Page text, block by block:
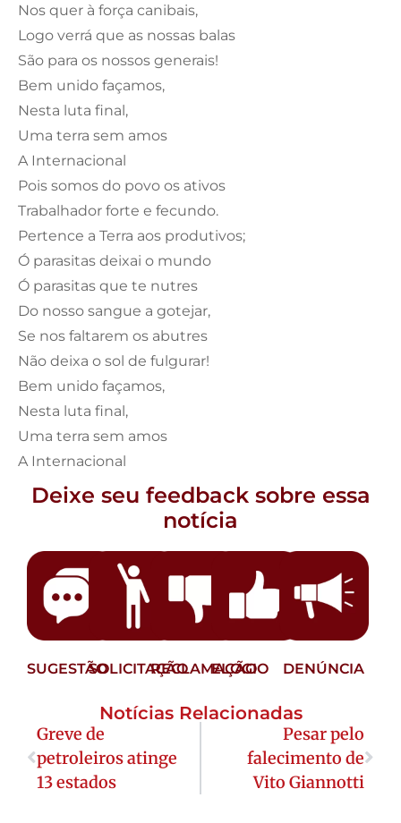
Nos quer à força canibais,
Logo verrá que as nossas balas
São para os nossos generais!
Bem unido façamos,
Nesta luta final,
Uma terra sem amos
A Internacional
Pois somos do povo os ativos
Trabalhador forte e fecundo.
Pertence a Terra aos produtivos;
Ó parasitas deixai o mundo
Ó parasitas que te nutres
Do nosso sangue a gotejar,
Se nos faltarem os abutres
Não deixa o sol de fulgurar!
Bem unido façamos,
Nesta luta final,
Uma terra sem amos
A Internacional
Deixe seu feedback sobre essa
notícia
SUGESTÃOSOLICITAÇÃORECLAMAÇÃO
ELOGIO DENÚNCIA
Notícias Relacionadas
Greve de
petroleiros atinge
13 estados
Pesar pelo
falecimento de
Vito Giannotti